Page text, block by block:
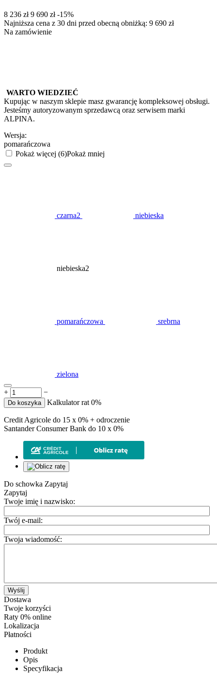
‍8 236‍ zł ‍9 690‍ zł -15%
Najniższa cena z 30 dni przed obecną obniżką: 9 690 zł
Na zamówienie
WARTO WIEDZIEĆ
Kupując w naszym sklepie masz gwarancję kompleksowej obsługi.
Jesteśmy autoryzowanym sprzedawcą oraz serwisem marki
ALPINA.
Wersja:
pomarańczowa
Pokaż więcej (6)Pokaż mniej
czarna2 niebieska
niebieska2
pomarańczowa srebrna
zielona
+ −
Do koszyka Kalkulator rat 0%
Credit Agricole do 15 x 0% + odroczenie
Santander Consumer Bank do 10 x 0%
Do schowka Zapytaj
Zapytaj
Twoje imię i nazwisko:
Twój e-mail:
Twoja wiadomość:
Wyślij
Dostawa
Twoje korzyści
Raty 0% online
Lokalizacja
Płatności
Produkt
Opis
Specyfikacja